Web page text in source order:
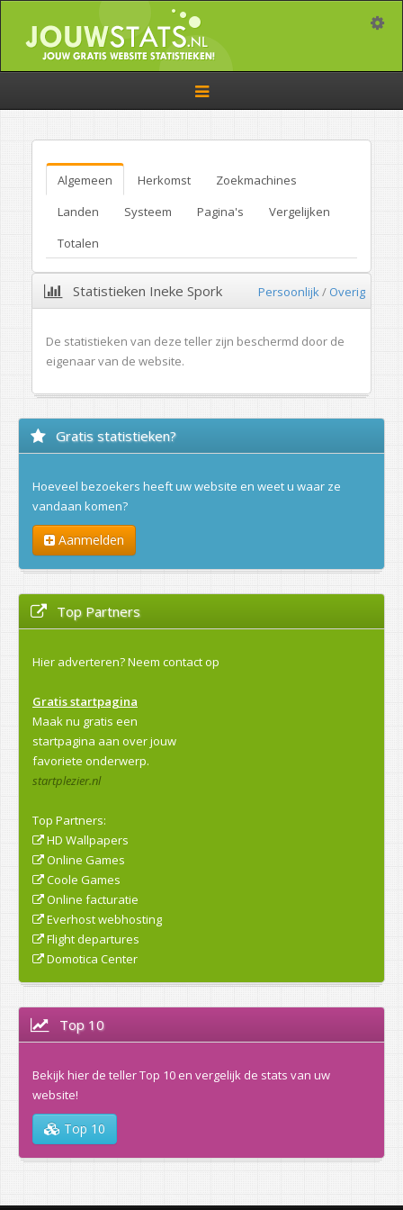
Toggle
navigation
Algemeen Herkomst
Zoekmachines
Landen
Systeem Pagina's
Vergelijken
Totalen
Statistieken Ineke Spork Persoonlijk /Overig
De statistieken van deze teller zijn beschermd door de
eigenaar van de website.
Gratis statistieken?
Hoeveel bezoekers heeft uw website en weet u waar ze
vandaan komen?
Aanmelden
Top Partners
Hier adverteren?Neem contact op
Gratis startpagina
Maak nu gratis een
startpagina aan over jouw
favoriete onderwerp.
startplezier.nl
Top Partners:
HD Wallpapers
Online Games
Coole Games
Online facturatie
Everhost webhosting
Flight departures
Domotica Center
Top 10
Bekijk hier de teller Top 10 en vergelijk de stats van uw
website!
Top 10